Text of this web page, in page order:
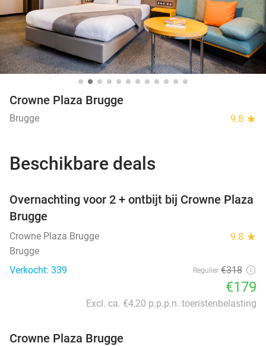
Crowne Plaza Brugge
Brugge 9.8 star
Beschikbare deals
Overnachting voor 2 + ontbijt bij Crowne Plaza
Brugge
Crowne Plaza Brugge 9.8 star
Brugge
Verkocht: 339
Regulier €318
€179
Excl. ca. €4,20 p.p.p.n. toeristenbelasting
Crowne Plaza Brugge